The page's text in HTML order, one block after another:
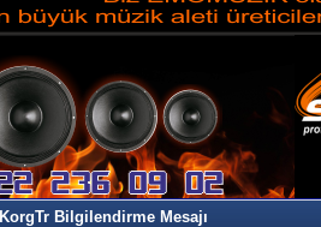
KorgTr Bilgilendirme Mesajı